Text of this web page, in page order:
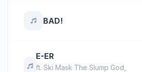
BAD!
E-ER
ft.Ski Mask The Slump God